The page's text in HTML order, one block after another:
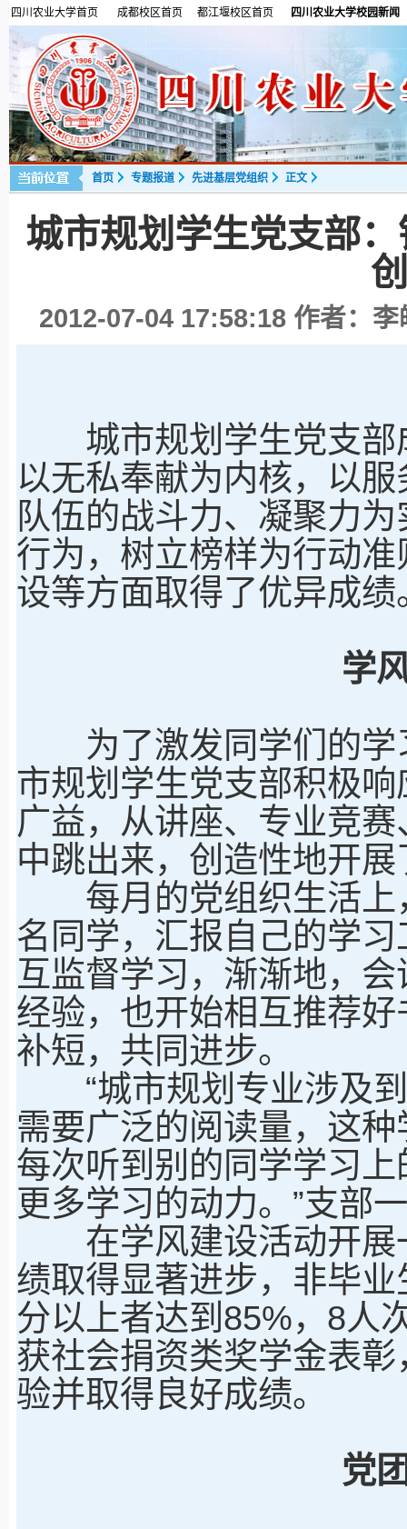
四川农业大学首页 成都校区首页 都江堰校区首页 四川农业大学校园新闻
首页 专题报道 先进基层党组织 正文
城市规划学生党支部
2012-07-04 17:58:18作者：李
城市规划学生党支部
以无私奉献为内核，以
队伍的战斗力、凝聚力
行为，树立榜样为行动
设等方面取得了优异成绩
学
为了激发同学们的学
市规划学生党支部积极
广益，从讲座、专业竞
中跳出来，创造性地开展
每月的党组织生活上
名同学，汇报自己的学
互监督学习，渐渐地，
经验，也开始相互推荐
补短，共同进步。
“城市规划专业涉及到
需要广泛的阅读量，这
每次听到别的同学学习
更多学习的动力。”支部
在学风建设活动开展
绩取得显著进步，非毕
分以上者达到85%，8人
获社会捐资类奖学金表
验并取得良好成绩。
党